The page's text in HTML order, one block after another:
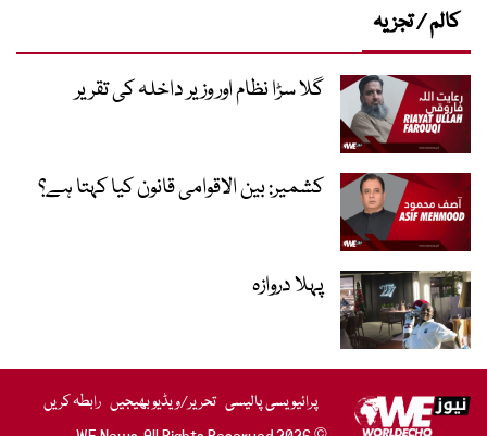
کالم / تجزیہ
گلا سڑا نظام اور وزیر داخلہ کی تقریر
کشمیر: بین الاقوامی قانون کیا کہتا ہے؟
پہلا دروازہ
پرائیویسی پالیسی تحریر/ویڈیو بھیجیں رابطہ کریں